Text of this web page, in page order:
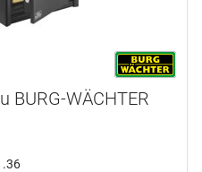
BURG-WÄCHTER